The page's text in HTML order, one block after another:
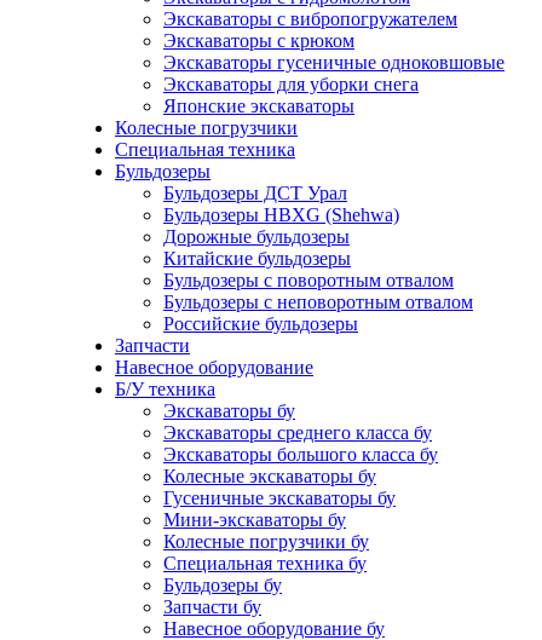
Экскаваторы с вибропогружателем
Экскаваторы с крюком
Экскаваторы гусеничные одноковшовые
Экскаваторы для уборки снега
Японские экскаваторы
Колесные погрузчики
Специальная техника
Бульдозеры
Бульдозеры ДСТ Урал
Бульдозеры HBXG (Shehwa)
Дорожные бульдозеры
Китайские бульдозеры
Бульдозеры с поворотным отвалом
Бульдозеры с неповоротным отвалом
Российские бульдозеры
Запчасти
Навесное оборудование
Б/У техника
Экскаваторы бу
Экскаваторы среднего класса бу
Экскаваторы большого класса бу
Колесные экскаваторы бу
Гусеничные экскаваторы бу
Мини-экскаваторы бу
Колесные погрузчики бу
Специальная техника бу
Бульдозеры бу
Запчасти бу
Навесное оборудование бу